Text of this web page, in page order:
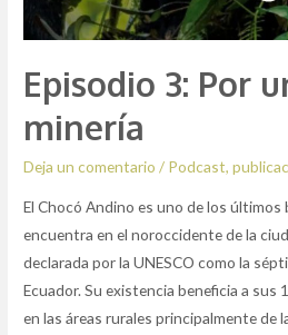
Episodio 3: Por
minería
Deja un comentario / Podcast,
El Chocó Andino es uno de los
encuentra en el noroccidente de la
declarada por la UNESCO como la
Ecuador. Su existencia beneficia a
en las áreas rurales principalmente de